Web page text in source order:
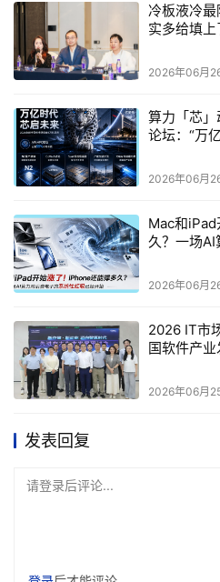
低负载时自动拉长验证块，把
裁剪低价值token，避免资源争
捕鱼变成了精准垂钓。
03
DeepSpec的野心：从模型
而是一个全栈推测解码框架。
它包含数据准备工具、草稿模
冷板液冷
实多给填上
2026年06月
算力「芯
论坛：“万
2026年06月
Mac和
久？一场AI
2026年06月
2026 IT市
国软件产
2026年06月
发表回复
请登录后评论...